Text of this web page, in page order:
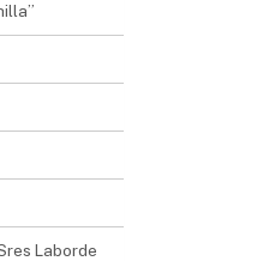
Laborde